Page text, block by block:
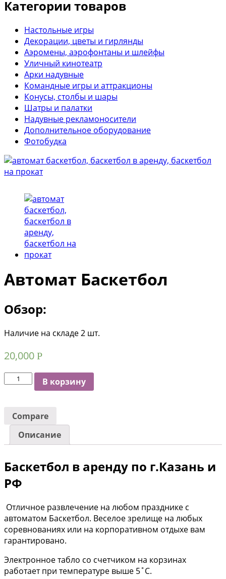
Категории товаров
Настольные игры
Декорации, цветы и гирлянды
Аэромены, аэрофонтаны и шлейфы
Уличный кинотеатр
Арки надувные
Командные игры и аттракционы
Конусы, столбы и шары
Шатры и палатки
Надувные рекламоносители
Дополнительное оборудование
Фотобудка
Автомат Баскетбол
Обзор:
Наличие на складе 2 шт.
20,000 Р
КоличествоВ корзину
Compare
Описание
Баскетбол в аренду по г.Казань и
РФ
Отличное развлечение на любом празднике с
автоматом Баскетбол. Веселое зрелище на любых
соревнованиях или на корпоративном отдыхе вам
гарантировано.
Электронное табло со счетчиком на корзинах
работает при температуре выше 5˚С.